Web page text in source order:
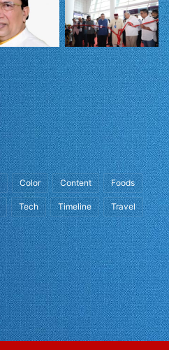
Color Content Foods
Tech Timeline Travel